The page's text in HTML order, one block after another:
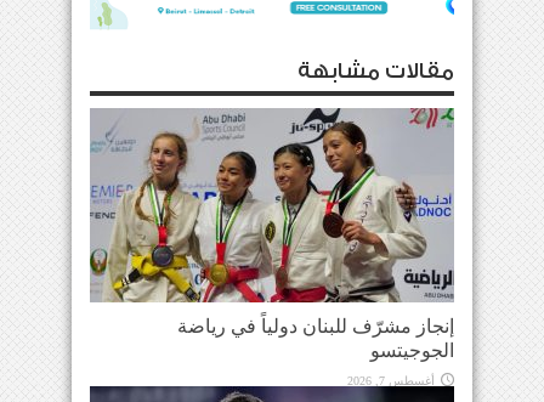
مقالات مشابهة
إنجاز مشرّف للبنان دولياً في رياضة
الجوجيتسو
أغسطس 7, 2026